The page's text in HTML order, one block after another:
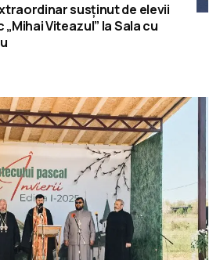
susținut de elevii
Viteazul” la Sala cu